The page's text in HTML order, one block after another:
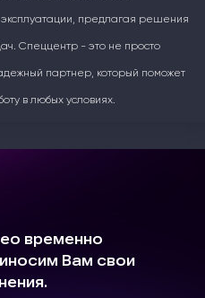
предлагая решения
Спеццентр - это не просто
партнер, который поможет
в любых условиях.